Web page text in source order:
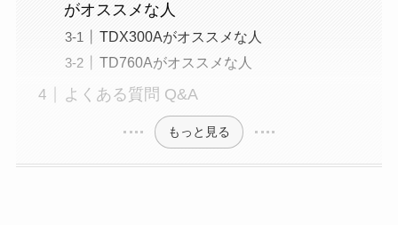
がオススメな人
TDX300Aがオススメな人
TD760Aがオススメな人
よくある質問 Q&A
もっと見る